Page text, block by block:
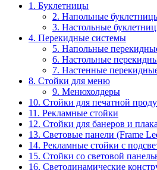
1. Буклетницы
2. Напольные
3. Настольные
4. Перекидные системы
5. Напольные
6. Настольные
7. Настенные
8. Стойки для меню
9. Менюхолдеры
10. Стойки для печатной
11. Рекламные стойки
12. Стойки для банеров и
13. Световые панели (Frame
14. Рекламные стойки с
15. Стойки со световой
16. Светодинамические